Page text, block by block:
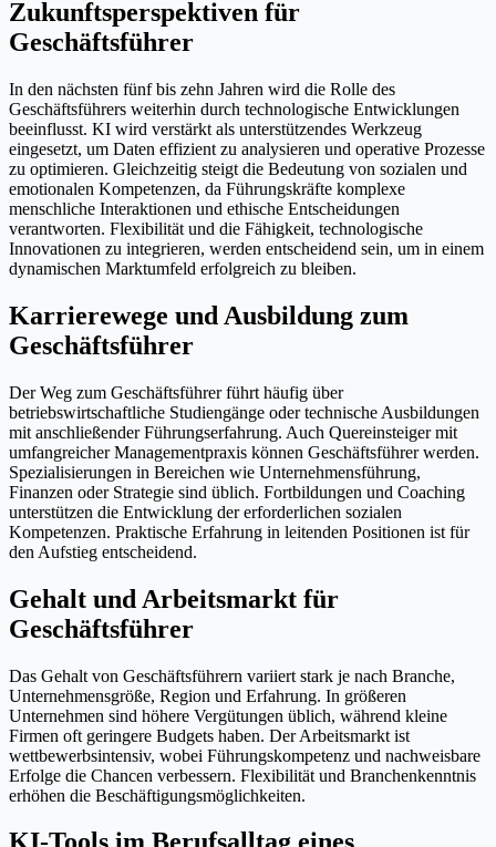
Zukunftsperspektiven für
Geschäftsführer
In den nächsten fünf bis zehn Jahren wird die Rolle des
Geschäftsführers weiterhin durch technologische Entwicklungen
beeinflusst. KI wird verstärkt als unterstützendes Werkzeug
eingesetzt, um Daten effizient zu analysieren und operative Prozesse
zu optimieren. Gleichzeitig steigt die Bedeutung von sozialen und
emotionalen Kompetenzen, da Führungskräfte komplexe
menschliche Interaktionen und ethische Entscheidungen
verantworten. Flexibilität und die Fähigkeit, technologische
Innovationen zu integrieren, werden entscheidend sein, um in einem
dynamischen Marktumfeld erfolgreich zu bleiben.
Karrierewege und Ausbildung zum
Geschäftsführer
Der Weg zum Geschäftsführer führt häufig über
betriebswirtschaftliche Studiengänge oder technische Ausbildungen
mit anschließender Führungserfahrung. Auch Quereinsteiger mit
umfangreicher Managementpraxis können Geschäftsführer werden.
Spezialisierungen in Bereichen wie Unternehmensführung,
Finanzen oder Strategie sind üblich. Fortbildungen und Coaching
unterstützen die Entwicklung der erforderlichen sozialen
Kompetenzen. Praktische Erfahrung in leitenden Positionen ist für
den Aufstieg entscheidend.
Gehalt und Arbeitsmarkt für
Geschäftsführer
Das Gehalt von Geschäftsführern variiert stark je nach Branche,
Unternehmensgröße, Region und Erfahrung. In größeren
Unternehmen sind höhere Vergütungen üblich, während kleine
Firmen oft geringere Budgets haben. Der Arbeitsmarkt ist
wettbewerbsintensiv, wobei Führungskompetenz und nachweisbare
Erfolge die Chancen verbessern. Flexibilität und Branchenkenntnis
erhöhen die Beschäftigungsmöglichkeiten.